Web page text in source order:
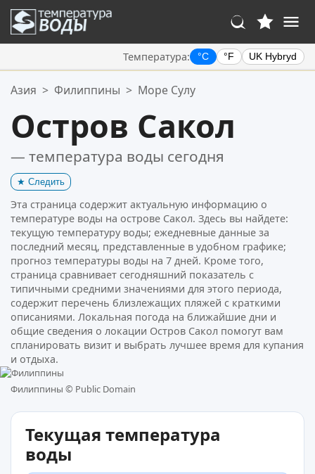
Температура: °C °F UK Hybryd
Ваше избранное:
Азия > Филиппины > Море Сулу
Остров Сакол
— температура воды сегодня
★ Следить
Эта страница содержит актуальную информацию о
температуре воды на острове Сакол. Здесь вы найдете:
текущую температуру воды; ежедневные данные за
последний месяц, представленные в удобном графике;
прогноз температуры воды на 7 дней. Кроме того,
страница сравнивает сегодняшний показатель с
типичными средними значениями для этого периода,
содержит перечень близлежащих пляжей с краткими
описаниями. Локальная погода на ближайшие дни и
общие сведения о локации Остров Сакол помогут вам
спланировать визит и выбрать лучшее время для купания
и отдыха.
Филиппины © Public Domain
Текущая температура
воды